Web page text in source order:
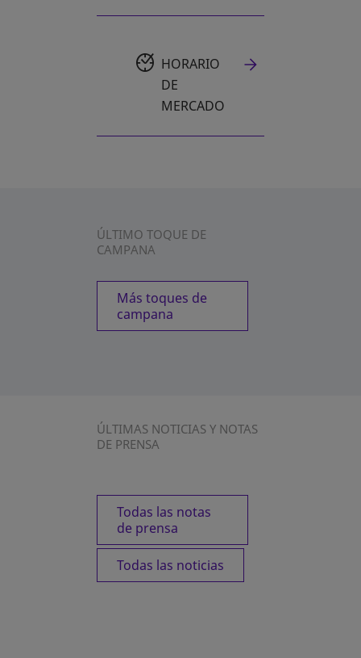
HORARIO
DE
MERCADO
ÚLTIMO TOQUE DE
CAMPANA
Más toques de
campana
ÚLTIMAS NOTICIAS Y NOTAS
DE PRENSA
Todas las notas
de prensa
Todas las noticias